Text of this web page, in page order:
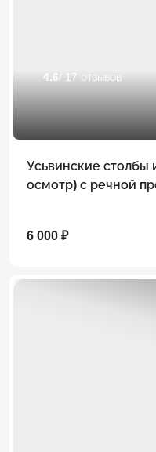
4.6/ 17 отзывов
Усьвинские столбы
осмотр) с речной
6 000 ₽